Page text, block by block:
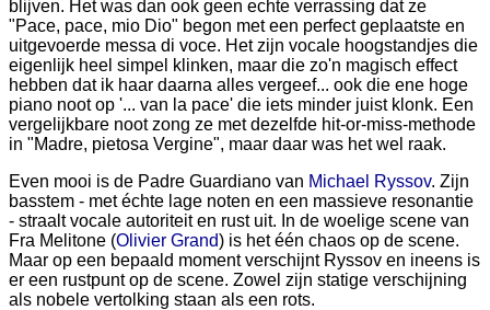
blijven. Het was dan ook geen echte verrassing dat ze
"Pace, pace, mio Dio" begon met een perfect geplaatste en
uitgevoerde messa di voce. Het zijn vocale hoogstandjes die
eigenlijk heel simpel klinken, maar die zo'n magisch effect
hebben dat ik haar daarna alles vergeef... ook die ene hoge
piano noot op '... van la pace' die iets minder juist klonk. Een
vergelijkbare noot zong ze met dezelfde hit-or-miss-methode
in "Madre, pietosa Vergine", maar daar was het wel raak.
Even mooi is de Padre Guardiano van Michael Ryssov. Zijn
basstem - met échte lage noten en een massieve resonantie
- straalt vocale autoriteit en rust uit. In de woelige scene van
Fra Melitone (Olivier Grand) is het één chaos op de scene.
Maar op een bepaald moment verschijnt Ryssov en ineens is
er een rustpunt op de scene. Zowel zijn statige verschijning
als nobele vertolking staan als een rots.